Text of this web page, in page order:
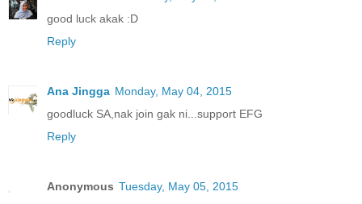
good luck akak :D
Reply
Ana Jingga Monday, May 04, 2015
goodluck SA,nak join gak ni...support EFG
Reply
Anonymous Tuesday, May 05, 2015